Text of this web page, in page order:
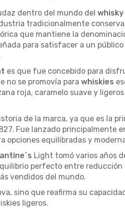
dentro del mundo del whisky
tradicionalmente
que mantiene la
para satisfacer a un
es que fue concebido para
no se promovía para whiskies
roja, caramelo suave y
de la marca, ya que es la
Fue lanzado principalmente
opciones equilibradas y
Light tomó varios años
perfecto entre
vendidos del mundo.
sino que reafirma su
ligeros.